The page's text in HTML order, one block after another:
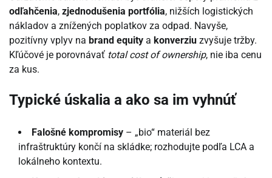
odľahčenia, zjednodušenia portfólia, nižších logistických
nákladov a znížených poplatkov za odpad. Navyše,
pozitívny vplyv na brand equity a konverziu zvyšuje tržby.
Kľúčové je porovnávať total cost of ownership, nie iba cenu
za kus.
Typické úskalia a ako sa im vyhnúť
Falošné kompromisy – „bio“ materiál bez
infraštruktúry končí na skládke; rozhodujte podľa LCA a
lokálneho kontextu.